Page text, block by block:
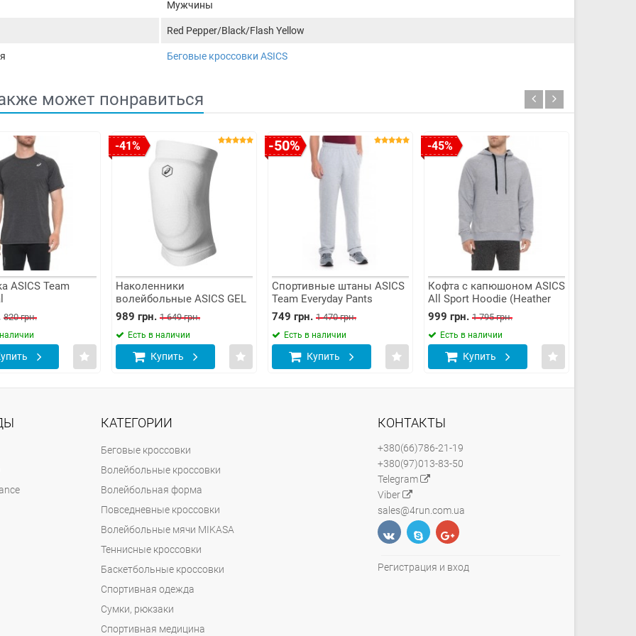
Мужчины
Red Pepper/Black/Flash Yellow
Беговые кроссовки ASICS
может понравиться
ASICS Team
820 грн.
-41%
Наколенники
волейбольные ASICS GEL
(White)
989 грн. 1 649 грн.
Есть в наличии
Купить
-50%
Спортивные штаны ASICS
Team Everyday Pants
749 грн. 1 470 грн.
Есть в наличии
Купить
-45%
Кофта с капюшоном ASICS
All Sport Hoodie (Heather
Grey)
999 грн. 1 795 грн.
Есть в наличии
Купить
КАТЕГОРИИ
Беговые кроссовки
Волейбольные кроссовки
Волейбольная форма
Повседневные кроссовки
Волейбольные мячи MIKASA
Теннисные кроссовки
Баскетбольные кроссовки
Спортивная одежда
Сумки, рюкзаки
Спортивная медицина
КОНТАКТЫ
+380(66)786-21-19
+380(97)013-83-50
Telegram
Viber
sales@4run.com.ua
Регистрация и вход